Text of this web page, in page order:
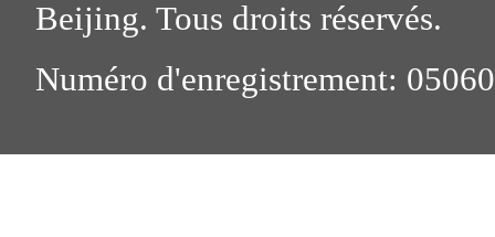
Beijing. Tous droits réservés.
Numéro d'enregistrement: